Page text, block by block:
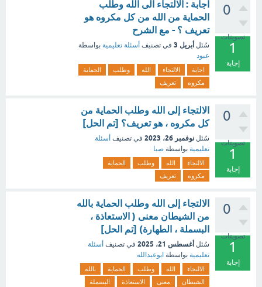
0
تصويتات
1
إجابة
اجابة : الالتجاء الى الله وطلب
الحماية من الله من كل مكروه هو
تعريف ؟ - مع الشرح
سُئل أبريل 3 في تصنيف أسئلة تعليمية بواسطة
عبود
اجابة الالتجاء الله وطلب
الحماية
مكروه
تعريف
0
تصويتات
1
إجابة
الالتجاء إلى الله وطلب الحماية من
كل مكروه ، هو تعريف؟ [تم الحل]
سُئل نوفمبر 26، 2023 في تصنيف أسئلة
تعليمية بواسطة صبا
الالتجاء الله وطلب
الحماية
مكروه
تعريف
0
تصويتات
1
إجابة
الالتجاء إلى الله وطلب الحماية بالله
من الشيطان معنى ( الاستعاذة ،
البسملة ، الطهارة) [تم الحل]
سُئل أغسطس 21، 2025 في تصنيف أسئلة
تعليمية بواسطة ابوعبدالله
الالتجاء الله وطلب الحماية
بالله
الشيطان
معنى الاستعاذة
البسملة